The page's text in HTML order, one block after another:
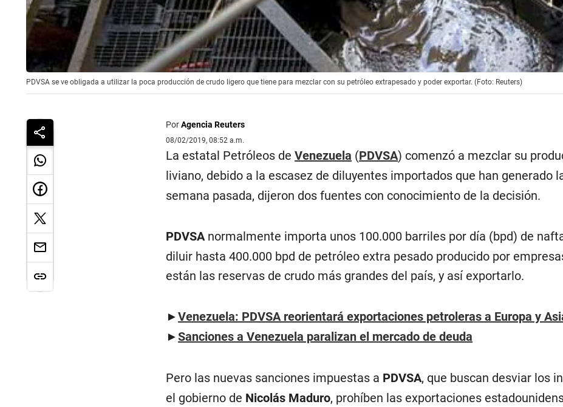
PDVSA se ve obligada a utilizar la poca producción de crudo ligero que tiene para mezclar con su petróleo extrapesado y poder exportar. (Foto: Reuters)
PorAgencia Reuters
08/02/2019, 08:52 a.m.
La estatal Petróleos deVenezuela (PDVSA) comenzó a mezclar su
liviano, debido a la escasez de diluyentes importados que han generado
semana pasada, dijeron dos fuentes con conocimiento de la decisión.
PDVSA normalmente importa unos 100.000 barriles por día (bpd) de
diluir hasta 400.000 bpd de petróleo extra pesado producido por
están las reservas de crudo más grandes del país, y así exportarlo.
►Venezuela: PDVSA reorientará exportaciones petroleras a Europa y
►Sanciones a Venezuela paralizan el mercado de deuda
Pero las nuevas sanciones impuestas a PDVSA, que buscan desviar los
el gobierno de Nicolás Maduro, prohíben las exportaciones